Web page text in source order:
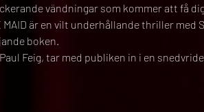
vändningar som kommer att få
MAID är en vilt underhållande thriller
boken.
Feig, tar med publiken in i en